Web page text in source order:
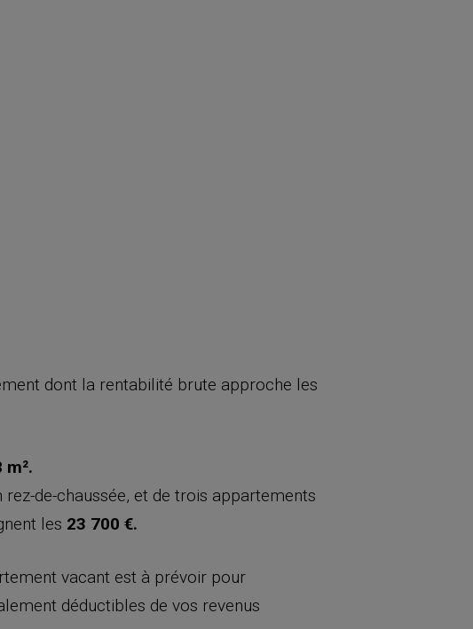
dont la rentabilité brute approche les
m².
rez-de-chaussée, et de trois appartements
les 23 700 €.
vacant est à prévoir pour
déductibles de vos revenus